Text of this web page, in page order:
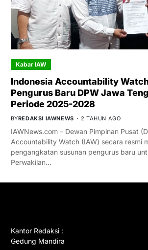
Kabar IAW
Indonesia Accountability
Pengurus Baru DPW Jawa
Periode 2025-2028
BYREDAKSI IAWNEWS 2 TAHUN AGO
IAWNews.com – Dewan Pimpinan Pusat
Accountability Watch (IAW) secara resmi
pengangkatan susunan pengurus baru
Perwakilan…
Kantor Redaksi :
Gedung Mandira